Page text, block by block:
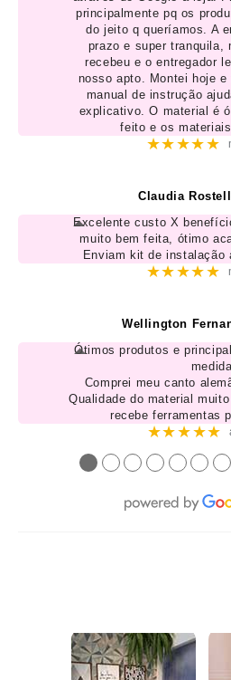
principalmente pq os
do jeito q queríamos. A
prazo e super tranquila,
recebeu e o entregador
nosso apto. Montei hoje
manual de instrução
explicativo. O material é
feito e os materiais
★★★★★
Claudia
Excelente custo X
muito bem feita, ótimo
Enviam kit de instalação
★★★★★
Wellington
Ótimos produtos e
Comprei meu canto
Qualidade do material
recebe ferramentas
★★★★★
●●●●●●●